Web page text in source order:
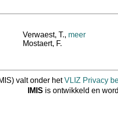
Verwaest, T., meer
Mostaert, F.
valt onder hetVLIZ Privacy
IMIS is ontwikkeld en